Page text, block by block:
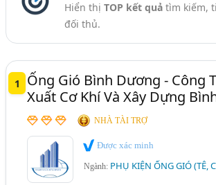
Thừa Thiên Huế
Vĩnh Phúc
Bắc
Bình Định
Hải Dương Long An
Hiển thị TOP kết quảtìm kiếm,
đối thủ.
1
Ống Gió Bình Dương - Công
Xuất Cơ Khí Và Xây Dựng
NHÀ TÀI TRỢ
Được xác minh
Ngành: PHỤ KIỆN ỐNG GIÓ (TÊ,